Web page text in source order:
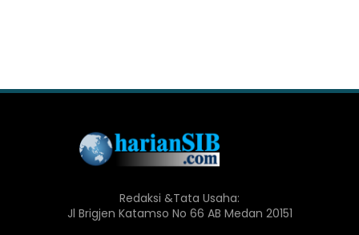
Redaksi &Tata Usaha:
Jl Brigjen Katamso No 66 AB Medan 20151